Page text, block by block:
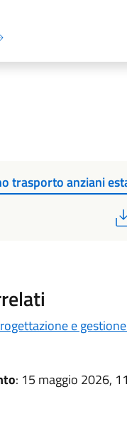
trasporto anziani
e
: 15 maggio 2026,